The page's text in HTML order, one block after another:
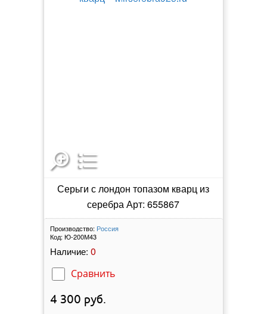
Серьги с лондон топазом кварц из
серебра Арт: 655867
Производство: Россия
Код: Ю-200М43
Наличие: 0
Сравнить
4 300 руб.